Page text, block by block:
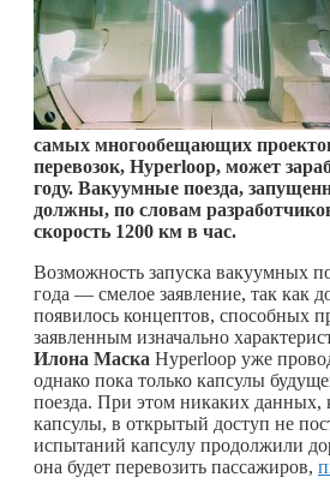
самых многообещающих
перевозок, Hyperloop, может
году. Вакуумные поезда,
должны, по словам
скорость 1200 км в час.
Возможность запуска вакуумных
года — смелое заявление, так как
появилось концептов, способных
заявленным изначально
Илона Маска Hyperloop уже
однако пока только капсулы
поезда. При этом никаких данных,
капсулы, в открытый доступ не
испытаний капсулу продолжили
она будет перевозить пассажиров,